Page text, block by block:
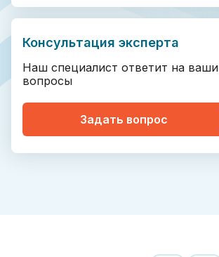
Консультация эксперта
Наш специалист ответит на ваши
вопросы
Задать вопрос